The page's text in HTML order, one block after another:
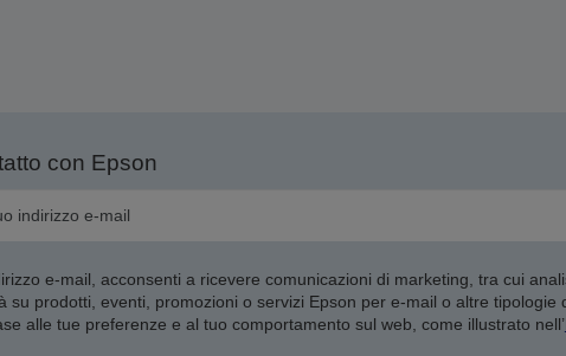
con Epson
e-mail, acconsenti a ricevere comunicazioni di marketing, tra cui
su prodotti, eventi, promozioni o servizi Epson per e-mail o altre tipologie
alle tue preferenze e al tuo comportamento sul web, come illustrato nell’